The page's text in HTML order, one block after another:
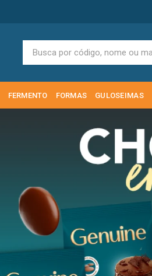
FERMENTO FORMAS GULOSEIMAS